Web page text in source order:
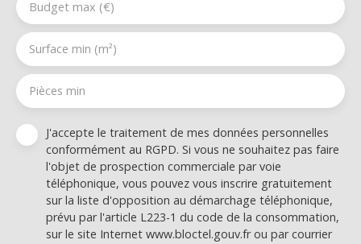
Budget max (€)
Surface min (m²)
Pièces min
J'accepte le traitement de mes données personnelles
conformément au RGPD. Si vous ne souhaitez pas faire
l'objet de prospection commerciale par voie
téléphonique, vous pouvez vous inscrire gratuitement
sur la liste d'opposition au démarchage téléphonique,
prévu par l'article L223-1 du code de la consommation,
sur le site Internet www.bloctel.gouv.fr ou par courrier